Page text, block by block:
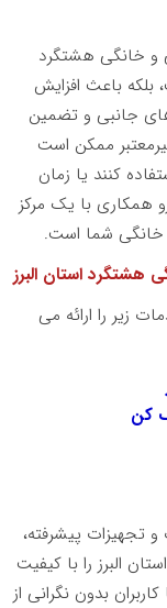
و خانگی هشتگرد
بلکه باعث افزایش
جانبی و تضمین
ممکن است
کنند یا زمان
همکاری با یک مرکز
خانگی شما است.
هشتگرد استان البرز
زیر را ارائه می
کن
تجهیزات پیشرفته،
البرز را با کیفیت
بدون نگرانی از